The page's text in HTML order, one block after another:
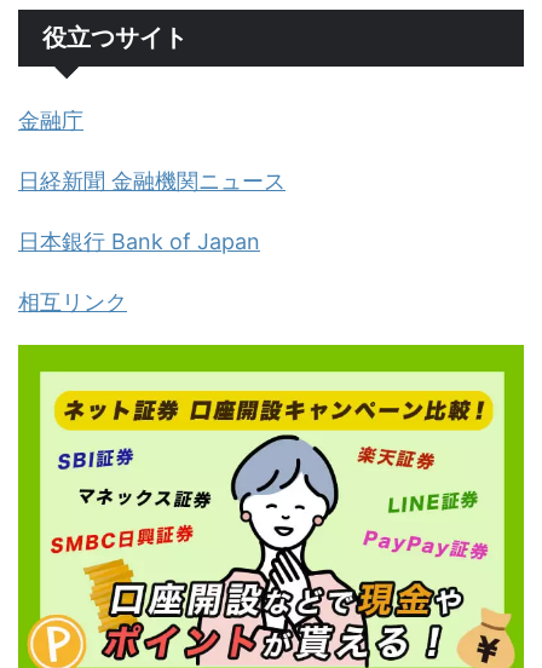
役立つサイト
金融庁
日経新聞 金融機関ニュース
日本銀行 Bank of Japan
相互リンク